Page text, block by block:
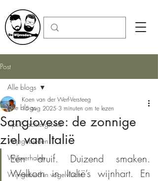
Post
Alle blogs
Tips & achtergrond
Wijngebieden
Wijnverhalen
Wijngebied in vogelvlucht
Alle blogs
Sangiovese: de zonnige
ziel van Italië
Koen van der Werf-Versteeg
15 aug 2025 3 minuten om te lezen
Eén druif. Duizend smaken.
Welkom in Italië’s wijnhart. En